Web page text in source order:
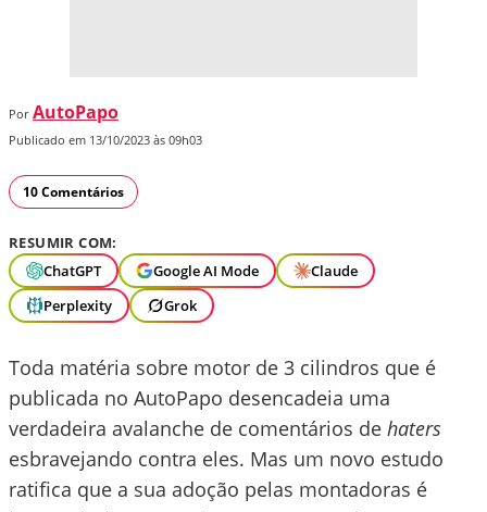
Por AutoPapo
Publicado em 13/10/2023 às 09h03
10 Comentários
RESUMIR COM:
ChatGPT
Google AI Mode
Claude
Perplexity
Grok
Toda matéria sobre motor de 3 cilindros que é
publicada no AutoPapo desencadeia uma
verdadeira avalanche de comentários de haters
esbravejando contra eles. Mas um novo estudo
ratifica que a sua adoção pelas montadoras é